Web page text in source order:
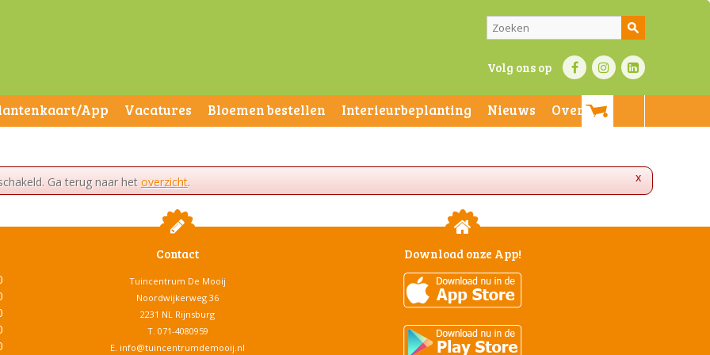
Volg ons op
App Vacatures Bloemen bestellen Interieurbeplanting Nieuws
Over ons
x
Ga terug naar het overzicht.
Contact
Tuincentrum De Mooij
Noordwijkerweg 36
2231 NL Rijnsburg
T. 071-4080959
E. info@tuincentrumdemooij.nl
Download onze App!